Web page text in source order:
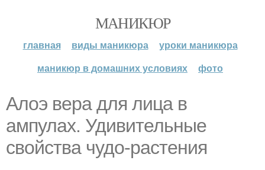
МАНИКЮР
главная виды маникюра
уроки маникюра
маникюр в домашних условиях
фото
Алоэ вера для лица в
ампулах. Удивительные
свойства чудо-растения